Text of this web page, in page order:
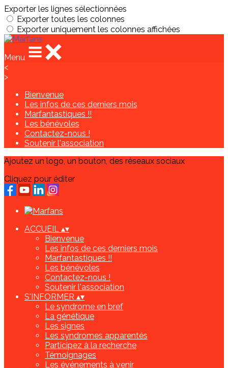
Exporter les lignes sélectionnées
Exporter toutes les colonnes
Exporter uniquement les colonnes affichées
Menu
<
>
Bienvenue
Les infos de ces derniers mois
Marfantastiques !!
Les bénévoles
Contactez-nous !
Soutenir l'association
Ajoutez un logo, un bouton, des réseaux sociaux
Cliquez pour éditer
ACCUEIL ▴▾
Bienvenue
Les infos de ces derniers mois
Marfantastiques !!
Les bénévoles
Contactez-nous !
Soutenir l'association
S'INFORMER ▴▾
Le syndrome en bref
La génétique
Les signes
Les syndromes apparentés
Participez à la recherche
Témoignages
Les événements à venir